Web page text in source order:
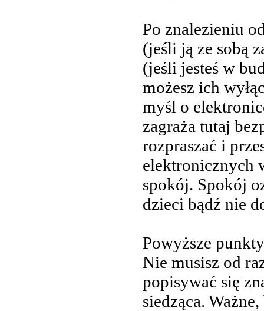
Po znalezieniu
(jeśli ją ze sobą
(jeśli jesteś w
możesz ich
myśl o
zagraża tutaj
rozpraszać i
elektronicznych
spokój. Spokój
dzieci bądź nie
Powyższe
Nie musisz od
popisywać się
siedząca.